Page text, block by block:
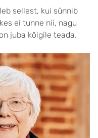
sellest, kui sünnib
ei tunne nii, nagu
juba kõigile teada.